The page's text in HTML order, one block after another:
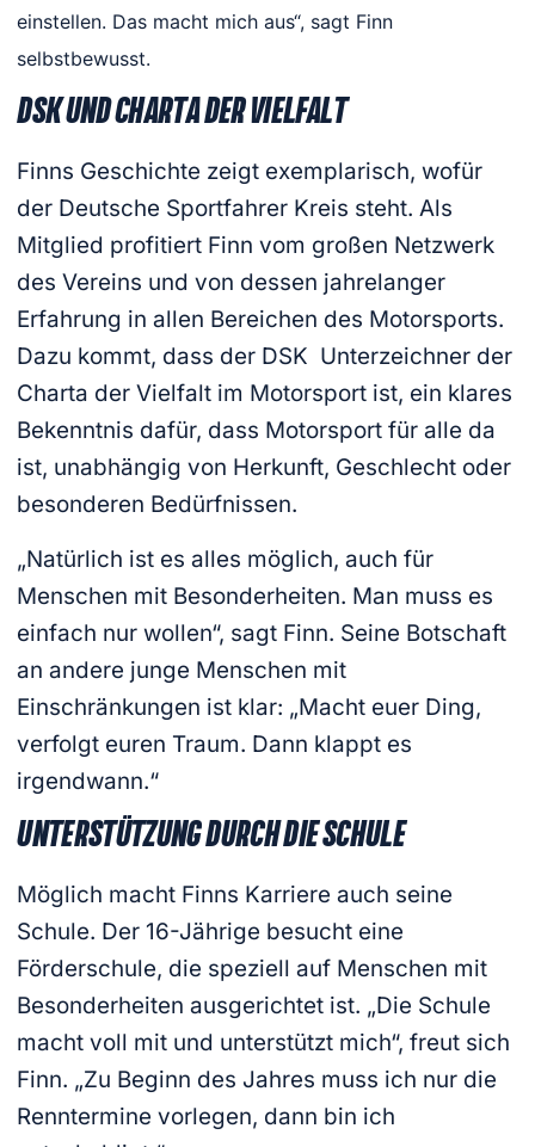
einstellen. Das macht mich aus“, sagt Finn
selbstbewusst.
DSK UND CHARTA DER VIELFALT
Finns Geschichte zeigt exemplarisch, wofür
der Deutsche Sportfahrer Kreis steht. Als
Mitglied profitiert Finn vom großen Netzwerk
des Vereins und von dessen jahrelanger
Erfahrung in allen Bereichen des Motorsports.
Dazu kommt, dass der DSK Unterzeichner der
Charta der Vielfalt im Motorsport ist, ein klares
Bekenntnis dafür, dass Motorsport für alle da
ist, unabhängig von Herkunft, Geschlecht oder
besonderen Bedürfnissen.
„Natürlich ist es alles möglich, auch für
Menschen mit Besonderheiten. Man muss es
einfach nur wollen“, sagt Finn. Seine Botschaft
an andere junge Menschen mit
Einschränkungen ist klar: „Macht euer Ding,
verfolgt euren Traum. Dann klappt es
irgendwann.“
UNTERSTÜTZUNG DURCH DIE SCHULE
Möglich macht Finns Karriere auch seine
Schule. Der 16-Jährige besucht eine
Förderschule, die speziell auf Menschen mit
Besonderheiten ausgerichtet ist. „Die Schule
macht voll mit und unterstützt mich“, freut sich
Finn. „Zu Beginn des Jahres muss ich nur die
Renntermine vorlegen, dann bin ich